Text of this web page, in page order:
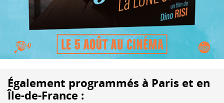
Également programmés à Paris et en
Île-de-France :